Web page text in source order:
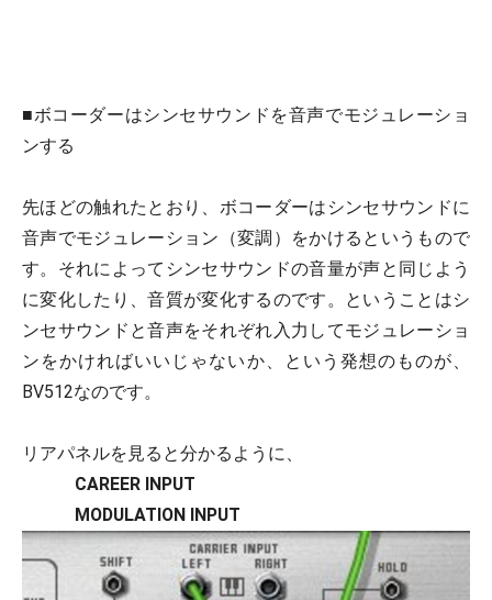
■ボコーダーはシンセサウンドを音声でモジュレーショ
ンする
先ほどの触れたとおり、ボコーダーはシンセサウンドに
音声でモジュレーション（変調）をかけるというもので
す。それによってシンセサウンドの音量が声と同じよう
に変化したり、音質が変化するのです。ということはシ
ンセサウンドと音声をそれぞれ入力してモジュレーショ
ンをかければいいじゃないか、という発想のものが、
BV512なのです。
リアパネルを見ると分かるように、
CAREER INPUT
MODULATION INPUT